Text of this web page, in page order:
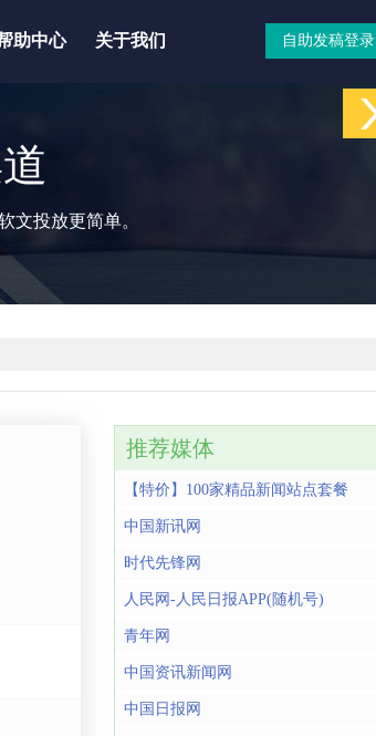
助中心 关于我们 自助发稿登录
文投放更简单。
推荐媒体
【特价】100家精品新闻站点套餐
中国新讯网
时代先锋网
人民网-人民日报APP(随机号)
青年网
中国资讯新闻网
中国日报网